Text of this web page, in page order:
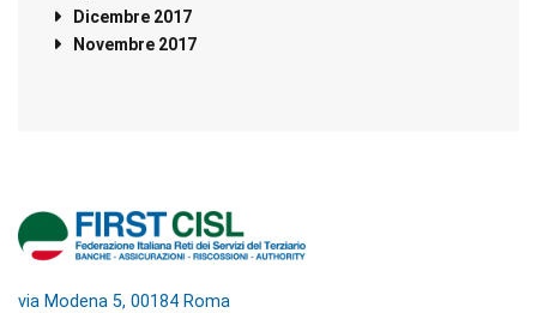
Dicembre 2017
Novembre 2017
via Modena 5, 00184 Roma